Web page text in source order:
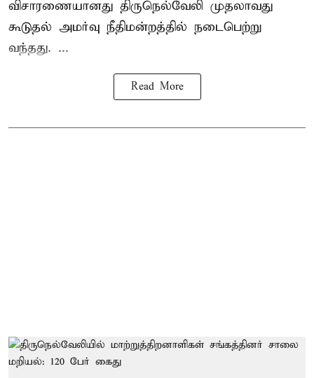
விசாரணையானது திருநெல்வேலி முதலாவது
கூடுதல் அமர்வு நீதிமன்றத்தில் நடைபெற்று
வந்தது. ...
Read More